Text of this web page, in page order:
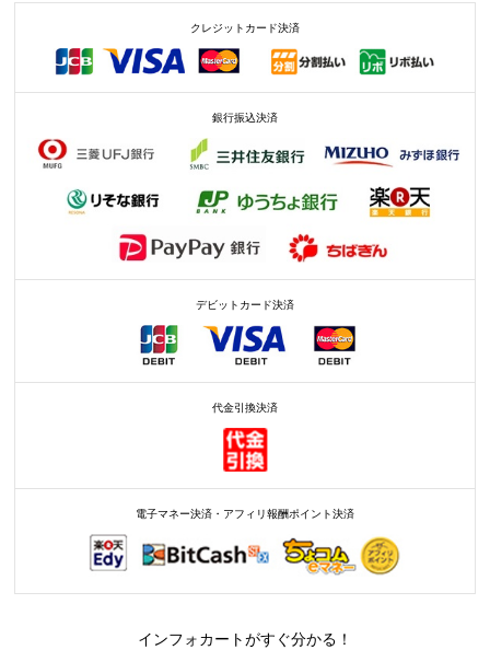
クレジットカード決済
銀行振込決済
デビットカード決済
代金引換決済
電子マネー決済・アフィリ報酬ポイント決済
インフォカートがすぐ分かる！